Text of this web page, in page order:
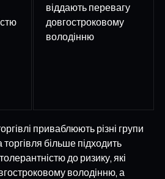
віддають перевагу
довгостроковому
володінню
приваблюють різні групи
більше підходить
до ризику, які
володінню, а